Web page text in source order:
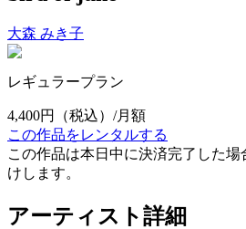
大森 みき子
レギュラープラン
4,400円
（税込）/月額
この作品をレンタルする
この作品は本日中に決済完了した場
けします。
アーティスト詳細